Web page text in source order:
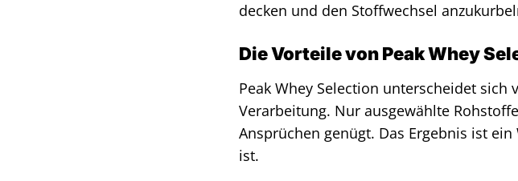
decken und den Stoffwechsel
Die Vorteile von Peak Whey
Peak Whey Selection unterscheidet
Verarbeitung. Nur ausgewählte
Ansprüchen genügt. Das Ergebnis ist
ist.